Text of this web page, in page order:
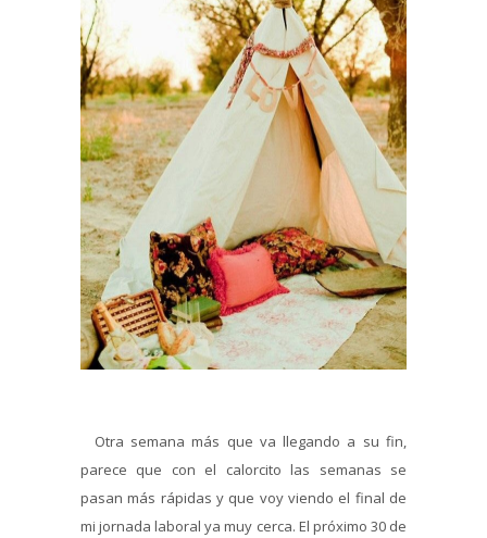
Otra semana más que va llegando a su fin,
parece que con el calorcito las semanas se
pasan más rápidas y que voy viendo el final de
mi jornada laboral ya muy cerca. El próximo 30 de